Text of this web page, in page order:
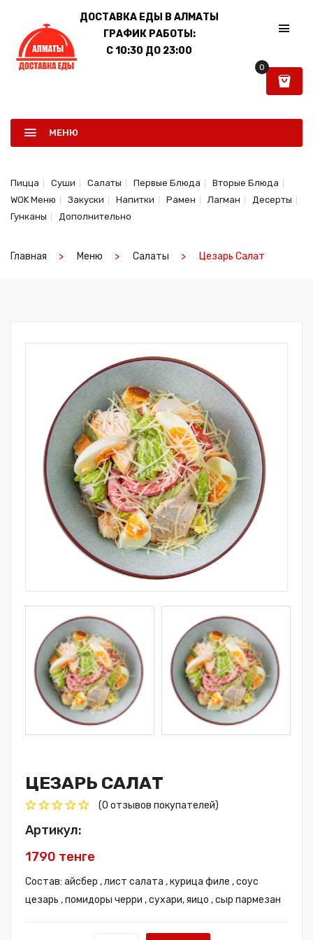
ДОСТАВКА ЕДЫ В АЛМАТЫ
ГРАФИК РАБОТЫ:
C 10:30 ДО 23:00
0
МЕНЮ
Пицца Суши Салаты Первые Блюда
Вторые Блюда
WOK Меню
Закуски Напитки Рамен Лагман
Десерты
Гунканы
Дополнительно
Главная Меню Салаты Цезарь Салат
ЦЕЗАРЬ САЛАТ
(0 отзывов покупателей)
Артикул:
1790 тенге
Состав: айсбер , лист салата , курица филе , соус
цезарь , помидоры черри , сухари, яицо , сыр пармезан